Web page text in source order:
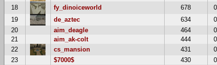
18
fy_dinoiceworld 678
0
19
de_aztec 634
0
20
aim_deagle 464
0
21
aim_ak-colt 444
0
22
cs_mansion 431
0
23
$7000$ 430
0